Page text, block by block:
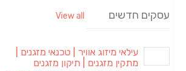
עסקים חדשים View all
עילאי מיזוג אוויר | טכנאי מזגנים |
מתקין מזגנים | תיקון מזגנים